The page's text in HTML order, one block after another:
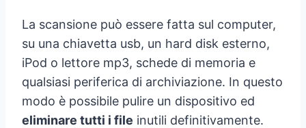
La scansione può essere fatta sul computer,
su una chiavetta usb, un hard disk esterno,
iPod o lettore mp3, schede di memoria e
qualsiasi periferica di archiviazione. In questo
modo è possibile pulire un dispositivo ed
eliminare tutti i file inutili definitivamente.